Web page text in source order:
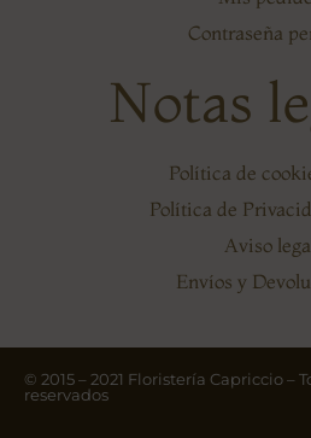
Contraseña
Notas
Política de
Política de
Aviso
Envíos y
© 2015 – 2021 Floristería Capriccio –
reservados